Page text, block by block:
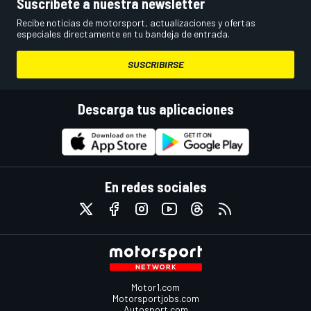
Recibe noticias de motorsport, actualizaciones y ofertas
especiales directamente en tu bandeja de entrada.
SUSCRIBIRSE
Descarga tus aplicaciones
En redes sociales
Motor1.com
Motorsportjobs.com